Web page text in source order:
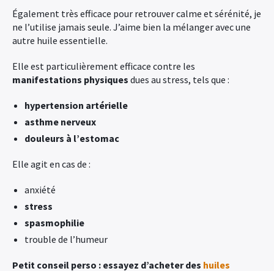
Également très efficace pour retrouvercalme et sérénité, je
ne l’utilise jamais seule. J’aime bien la mélanger avec une
autre huile essentielle.
Elle est particulièrement efficace contre les
manifestations physiques dues au stress, tels que :
hypertension artérielle
asthme nerveux
douleurs à l’estomac
Elle agit en cas de :
anxiété
stress
spasmophilie
trouble de l’humeur
Petit conseil perso : essayez d’acheter des huiles